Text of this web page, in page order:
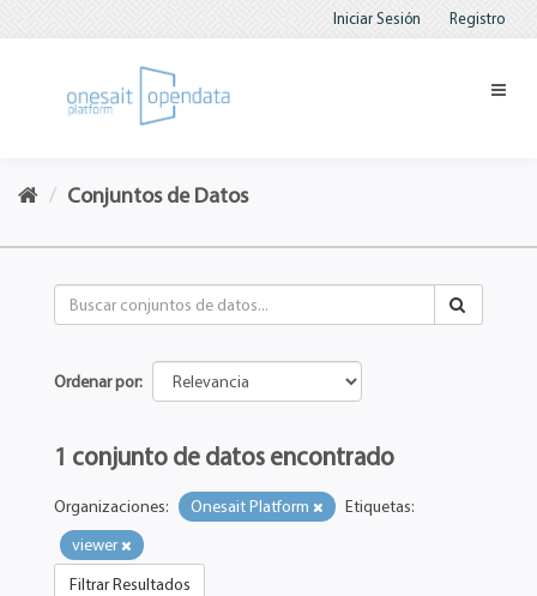
Iniciar Sesión Registro
Conjuntos de Datos
Ordenar por
1 conjunto de datos encontrado
Organizaciones: Onesait Platform
Etiquetas:
viewer
Filtrar Resultados